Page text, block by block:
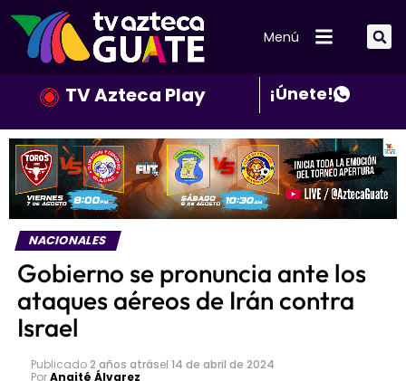
Menú
TV Azteca Play ¡Únete!
NACIONALES
Gobierno se pronuncia ante los
ataques aéreos de Irán contra
Israel